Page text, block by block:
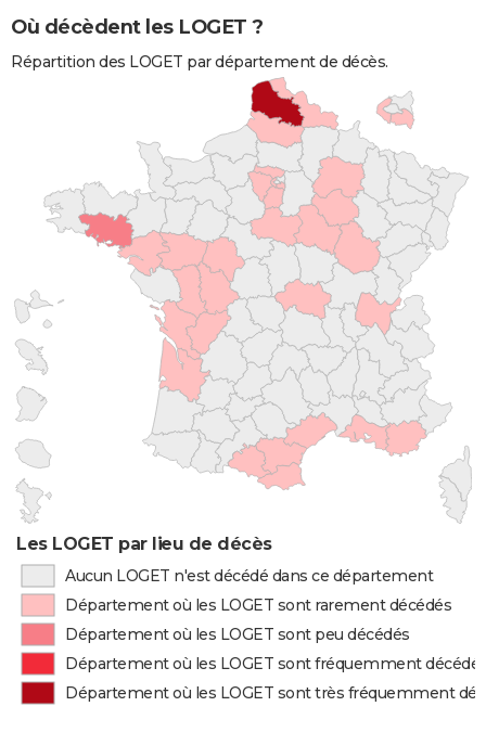
Où décèdent les LOGET ?
Répartition des LOGET par département de décès.
Les LOGET par lieu de décès
Aucun LOGET n'est décédé dans ce département
Département où les LOGET sont rarement décédés
Département où les LOGET sont peu décédés
Département où les LOGET sont fréquemment
Département où les LOGET sont très fréquemment